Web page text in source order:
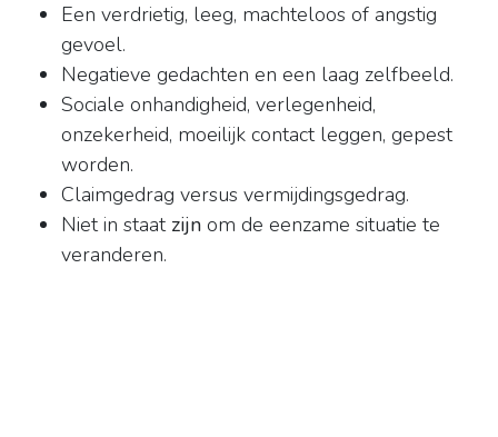
Een verdrietig, leeg, machteloos of angstig
gevoel.
Negatieve gedachten en een laag zelfbeeld.
Sociale onhandigheid, verlegenheid,
onzekerheid, moeilijk contact leggen, gepest
worden.
Claimgedrag versus vermijdingsgedrag.
Niet in staat zijn om de eenzame situatie te
veranderen.